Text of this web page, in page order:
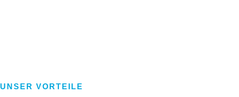
UNSER VORTEILE